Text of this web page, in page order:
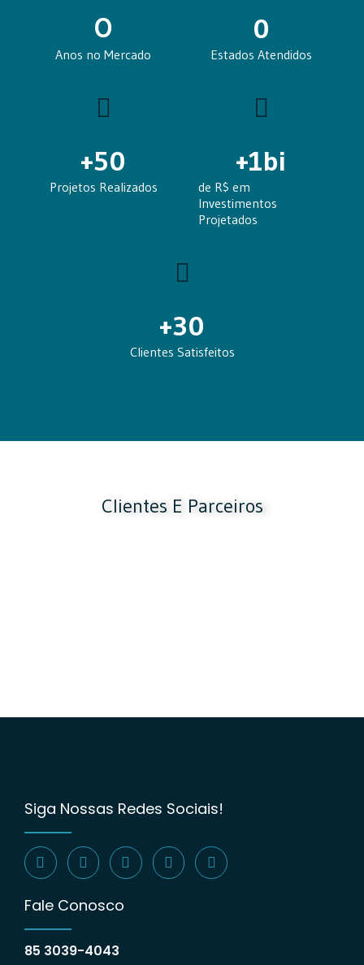
Anos no Mercado
0
Estados Atendidos
0
Projetos Realizados
+50
de R$ em
Investimentos
Projetados
+1bi
Clientes Satisfeitos
+30
Clientes E Parceiros
Fale Conosco
85 3039-4043
Siga Nossas Redes Sociais!